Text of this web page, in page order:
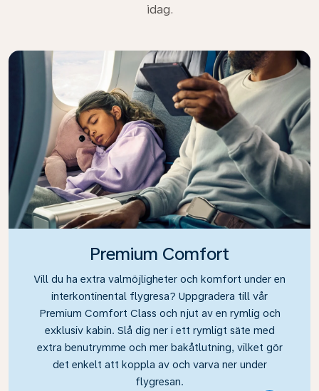
idag.
Premium Comfort
Vill du ha extra valmöjligheter och komfort under en
interkontinental flygresa? Uppgradera till vår
Premium Comfort Class och njut av en rymlig och
exklusiv kabin. Slå dig ner i ett rymligt säte med
extra benutrymme och mer bakåtlutning, vilket gör
det enkelt att koppla av och varva ner under
flygresan.